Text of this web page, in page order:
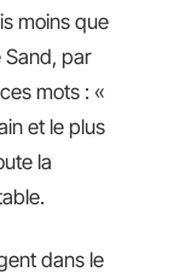
moins que
Sand, par
mots : «
et le plus
la
dans le